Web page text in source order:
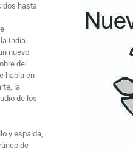
hasta
India.
nuevo
del
habla en
la
de los
y espalda,
de